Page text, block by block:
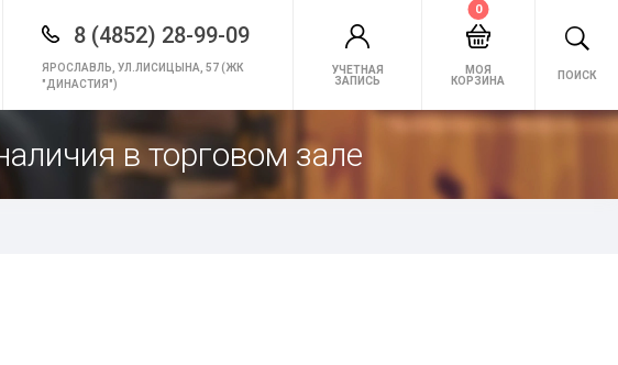
8 (4852) 28-99-09
ЯРОСЛАВЛЬ, УЛ.ЛИСИЦЫНА, 57 (ЖК
"ДИНАСТИЯ")
УЧЕТНАЯ
ЗАПИСЬ
МОЯ
КОРЗИНА
0
ПОИСК
в торговом зале